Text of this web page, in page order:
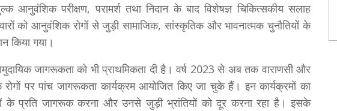
आनुवंशिक परीक्षण, परामर्श तथा निदान के बाद विशेषज्ञ चिकित्सकीय सलाह
को आनुवंशिक रोगों से जुड़ी सामाजिक, सांस्कृतिक और भावनात्मक चुनौतियों के
किया गया।
जागरूकता को भी प्राथमिकता दी है। वर्ष 2023 से अब तक वाराणसी और
पर पांच जागरूकता कार्यक्रम आयोजित किए जा चुके हैं। इन कार्यक्रमों का
के प्रति जागरूक करना और उनसे जुड़ी भ्रांतियों को दूर करना रहा है। इसके